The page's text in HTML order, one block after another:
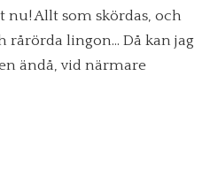
nu! Allt som skördas, och
rårörda lingon… Då kan jag
ändå, vid närmare